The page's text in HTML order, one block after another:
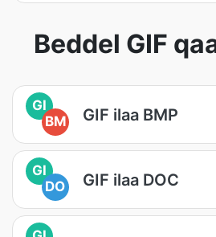
Beddel GIF
GI
BM
GIF ilaa BMP
GI
DO
GIF ilaa DOC